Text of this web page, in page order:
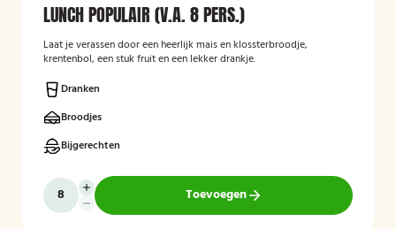
LUNCH POPULAIR (V.A. 8 PERS.)
Laat je verassen door een heerlijk mais en klossterbroodje,
krentenbol, een stuk fruit en een lekker drankje.
Dranken
Broodjes
Bijgerechten
Toevoegen